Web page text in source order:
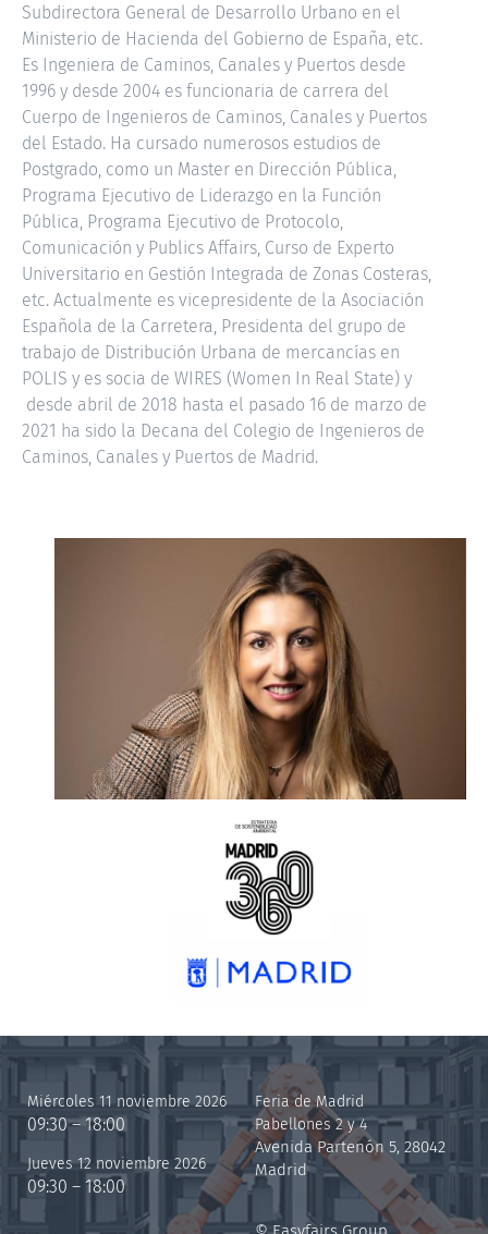
Subdirectora General de Desarrollo Urbano en el
Ministerio de Hacienda del Gobierno de España, etc.
Es Ingeniera de Caminos, Canales y Puertos desde
1996 y desde 2004 es funcionaria de carrera del
Cuerpo de Ingenieros de Caminos, Canales y Puertos
del Estado. Ha cursado numerosos estudios de
Postgrado, como un Master en Dirección Pública,
Programa Ejecutivo de Liderazgo en la Función
Pública, Programa Ejecutivo de Protocolo,
Comunicación y Publics Affairs, Curso de Experto
Universitario en Gestión Integrada de Zonas Costeras,
etc. Actualmente es vicepresidente de la Asociación
Española de la Carretera, Presidenta del grupo de
trabajo de Distribución Urbana de mercancías en
POLIS y es socia de WIRES (Women In Real State) y
desde abril de 2018 hasta el pasado 16 de marzo de
2021 ha sido la Decana del Colegio de Ingenieros de
Caminos, Canales y Puertos de Madrid.
LOLA ORTÍZ
Miércoles 11 noviembre 2026
09:30 – 18:00
Jueves 12 noviembre 2026
09:30 – 18:00
Feria de Madrid
Pabellones 2 y 4
Avenida Partenón 5, 28042
Madrid